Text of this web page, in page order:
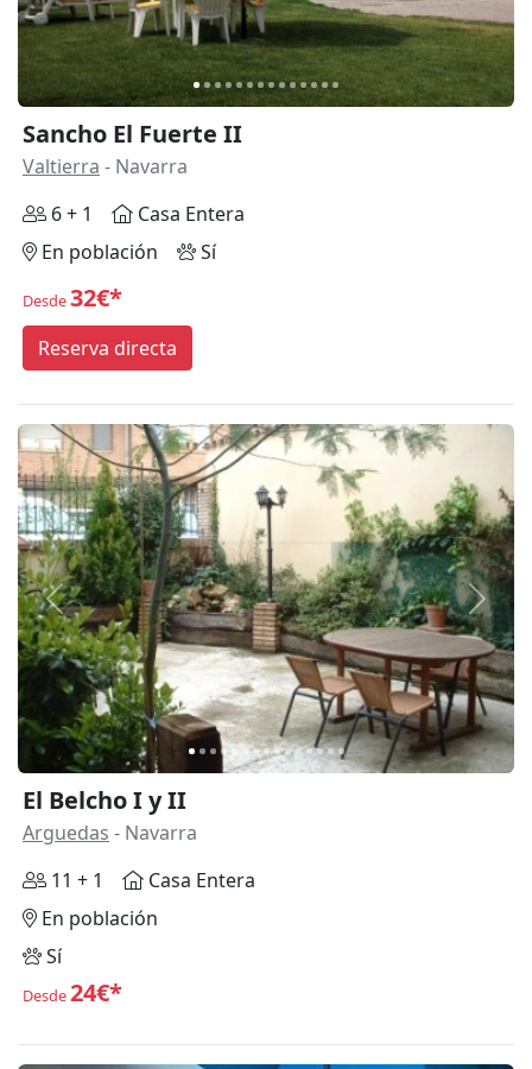
Sancho El Fuerte II
Valtierra - Navarra
6 + 1
Casa Entera
En población
Sí
Desde32€*
Reserva directa
Anterior
El Belcho I y II
Arguedas - Navarra
11 + 1
Casa Entera
En población
Sí
Desde24€*